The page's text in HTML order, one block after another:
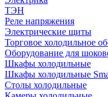
ТЭН
Реле напряжения
Электрические щиты
Торговое холодильное
Оборудование для
Шкафы холодильные
Шкафы холодильные
Столы холодильные